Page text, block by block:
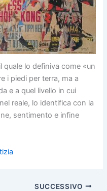
quale lo definiva come «un
i piedi per terra, ma a
e a quel livello in cui
reale, lo identifica con la
sentimento e infine
SUCCESSIVO